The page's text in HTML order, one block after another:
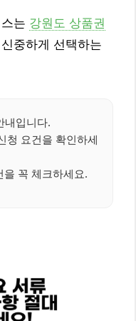
는 강원도 상품권
중하게 선택하는
내입니다.
청 요건을 확인하세
꼭 체크하세요.